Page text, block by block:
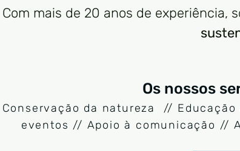
Com mais de 20 anos de experiência,
Os nossos
Conservação da natureza //
eventos // Apoio à comunicação //